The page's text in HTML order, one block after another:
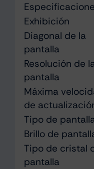
Exhibición
Diagonal de la
pantalla
Resolución de
pantalla
Máxima
de
Tipo de
Brillo de
Tipo de cristal
pantalla